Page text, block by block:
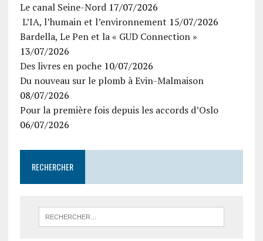
Le canal Seine-Nord 17/07/2026
L’IA, l’humain et l’environnement 15/07/2026
Bardella, Le Pen et la « GUD Connection »
13/07/2026
Des livres en poche 10/07/2026
Du nouveau sur le plomb à Evin-Malmaison
08/07/2026
Pour la première fois depuis les accords d’Oslo
06/07/2026
RECHERCHER